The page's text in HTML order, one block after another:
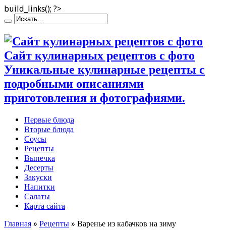
build_links(); ?>
Сайт кулинарных рецептов с фото
Уникальные кулинарные рецепты с
подробными описаниями
приготовления и фотографиями.
Первые блюда
Вторые блюда
Соусы
Рецепты
Выпечка
Десерты
Закуски
Напитки
Салаты
Карта сайта
Главная » Рецепты » Варенье из кабачков на зиму